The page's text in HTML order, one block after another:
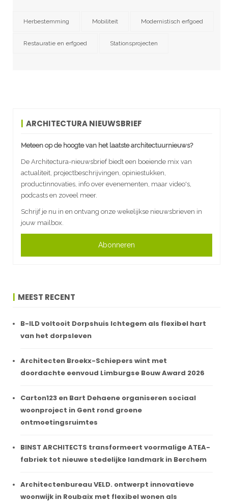
Herbestemming Mobiliteit Modernistisch erfgoed
Restauratie en erfgoed Stationsprojecten
ARCHITECTURA NIEUWSBRIEF
Meteen op de hoogte van het laatste architectuurnieuws?
De Architectura-nieuwsbrief biedt een boeiende mix van
actualiteit, projectbeschrijvingen, opiniestukken,
productinnovaties, info over evenementen, maar video's,
podcasts en zoveel meer.
Schrijf je nu in en ontvang onze wekelijkse nieuwsbrieven in
jouw mailbox.
Abonneren
MEEST RECENT
B-ILD voltooit Dorpshuis Ichtegem als flexibel hart
van het dorpsleven
Architecten Broekx-Schiepers wint met
doordachte eenvoud Limburgse Bouw Award 2026
Carton123 en Bart Dehaene organiseren sociaal
woonproject in Gent rond groene
ontmoetingsruimtes
BINST ARCHITECTS transformeert voormalige ATEA-
fabriek tot nieuwe stedelijke landmark in Berchem
Architectenbureau VELD. ontwerpt innovatieve
woonwijk in Roubaix met flexibel wonen als